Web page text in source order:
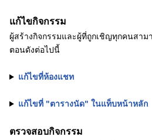
แก้ไขกิจกรรม
ผู้สร้างกิจกรรมและผู้ที่ถูกเชิญทุกคนสา
ตอนดังต่อไปนี้
แก้ไขที่ห้องแชท
แก้ไขที่ "ตารางนัด" ในแท็บหน้าหลัก
ตรวจสอบกิจกรรม